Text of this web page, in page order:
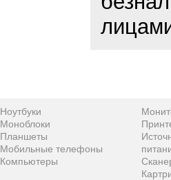
Ноутбуки
Моноблоки
Планшеты
Мобильные телефоны
Компьютеры